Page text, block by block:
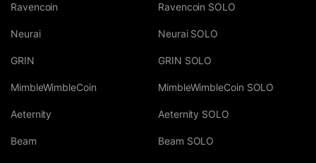
Ravencoin
Neurai
GRIN
MimbleWimbleCoin
Aeternity
Beam
Ravencoin SOLO
Neurai SOLO
GRIN SOLO
MimbleWimbleCoin SOLO
Aeternity SOLO
Beam SOLO